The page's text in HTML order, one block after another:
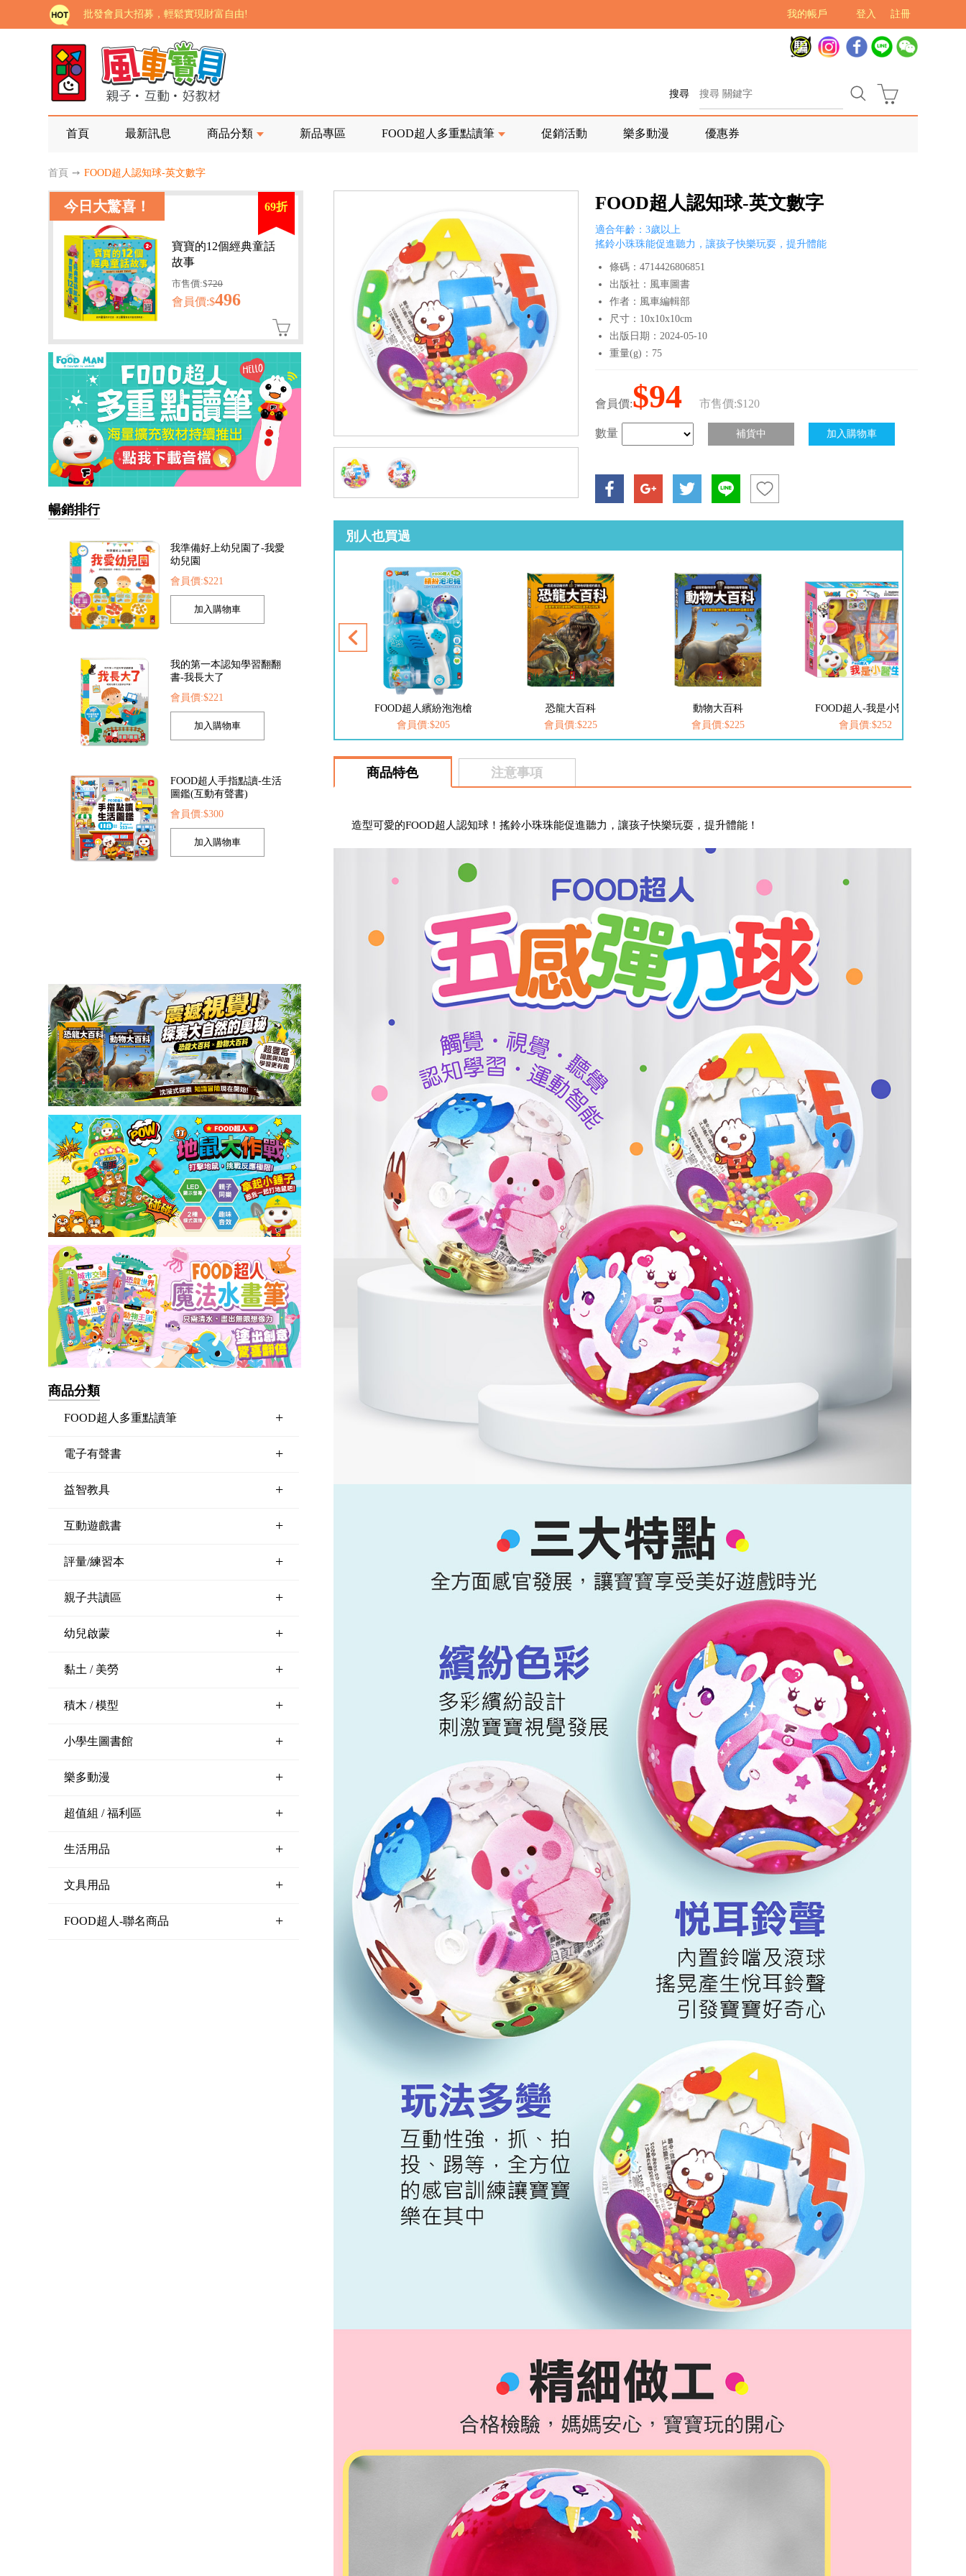
註冊
登入
我的帳戶
批發會員大招募，輕鬆實現財富自由!
如需更改或重開發票 需在訂單成立三天內通知客服 寄回發票需附上回郵郵票
老師您好!!幼教會員火熱招募中~
海外購物免煩惱！點我查看『海外購物流程說明』
家長樂了!「風車書版集團暨FOOD超人企業總部」目前正興建中!
老師您好!!幼教會員火熱招募中~
海外購物免煩惱！點我查看『海外購物流程說明』
搜尋
首頁 最新訊息 商品分類 新品專區 FOOD超人多重點讀筆 促銷活動 樂多動漫 優惠券
首頁 ➙ FOOD超人認知球-英文數字
今日大驚喜！ 69折
寶寶的12個經典童話
故事
市售價:$720
會員價:$496
暢銷排行
幼兒園
書-我長大了
圖鑑(互動有聲書)
商品分類
FOOD超人多重點讀筆 +
電子有聲書 +
益智教具 +
互動遊戲書 +
評量/練習本 +
親子共讀區 +
幼兒啟蒙 +
黏土 / 美勞 +
積木 / 模型 +
小學生圖書館 +
樂多動漫 +
超值組 / 福利區 +
生活用品 +
文具用品 +
FOOD超人-聯名商品 +
FOOD超人認知球-英文數字
適合年齡：3歲以上
搖鈴小珠珠能促進聽力，讓孩子快樂玩耍，提升體能
條碼：4714426806851
出版社：風車圖書
作者：風車編輯部
尺寸：10x10x10cm
出版日期：2024-05-10
重量(g)：75
會員價:$94 市售價:$120
數量
別人也買過
FOOD超人夢幻泡泡槍
會員價:$205
恐龍大百科
會員價:$225
動物大百科
會員價:$225
FOOD超人-我是小醫生
會員價:$252
愛思考的小小孩(全套8冊)
會員價:$537
商品特色 注意事項
造型可愛的FOOD超人認知球！搖鈴小珠珠能促進聽力，讓孩子快樂玩耍，提升體能！